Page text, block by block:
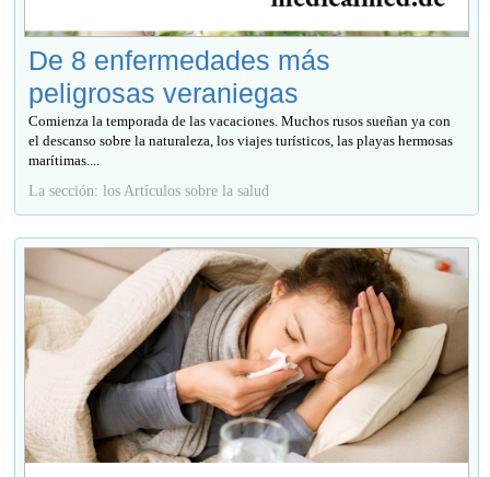
De 8 enfermedades más
peligrosas veraniegas
Comienza la temporada de las vacaciones. Muchos rusos sueñan ya con
el descanso sobre la naturaleza, los viajes turísticos, las playas hermosas
marítimas....
La sección: los Artículos sobre la salud